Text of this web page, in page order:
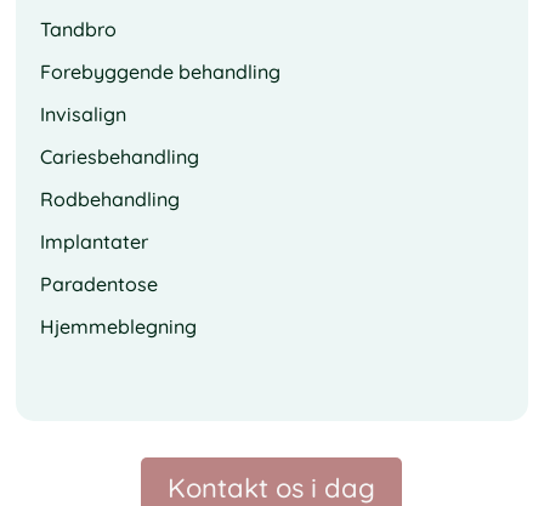
Tandbro
Forebyggende behandling
Invisalign
Cariesbehandling
Rodbehandling
Implantater
Paradentose
Hjemmeblegning
Kontakt os i dag